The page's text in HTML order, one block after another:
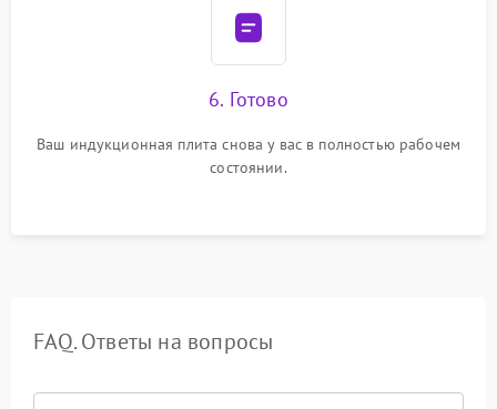
6. Готово
Ваш индукционная плита снова у вас в полностью рабочем
состоянии.
FAQ. Ответы на вопросы